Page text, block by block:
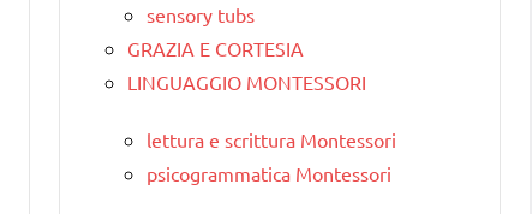
sensory tubs
GRAZIA E CORTESIA
LINGUAGGIO MONTESSORI
lettura e scrittura Montessori
psicogrammatica Montessori